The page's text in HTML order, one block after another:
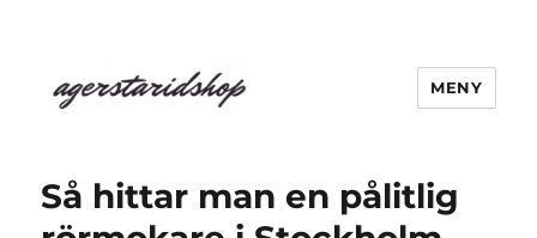
MENY
Så hittar man en pålitlig